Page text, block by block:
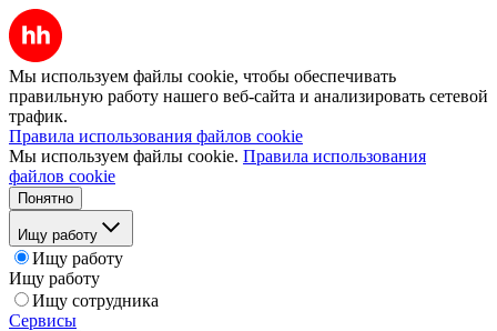
Мы используем файлы cookie, чтобы обеспечивать
правильную работу нашего веб-сайта и анализировать сетевой
трафик.
Правила использования файлов cookie
Мы используем файлы cookie. Правила использования
файлов cookie
Понятно
Ищу работу
Ищу работу
Ищу работу
Ищу сотрудника
Сервисы